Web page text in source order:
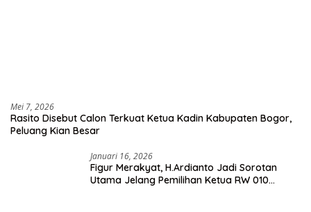
Mei 7, 2026
Rasito Disebut Calon Terkuat Ketua Kadin Kabupaten Bogor,
Peluang Kian Besar
Januari 16, 2026
Figur Merakyat, H.Ardianto Jadi Sorotan
Utama Jelang Pemilihan Ketua RW 010